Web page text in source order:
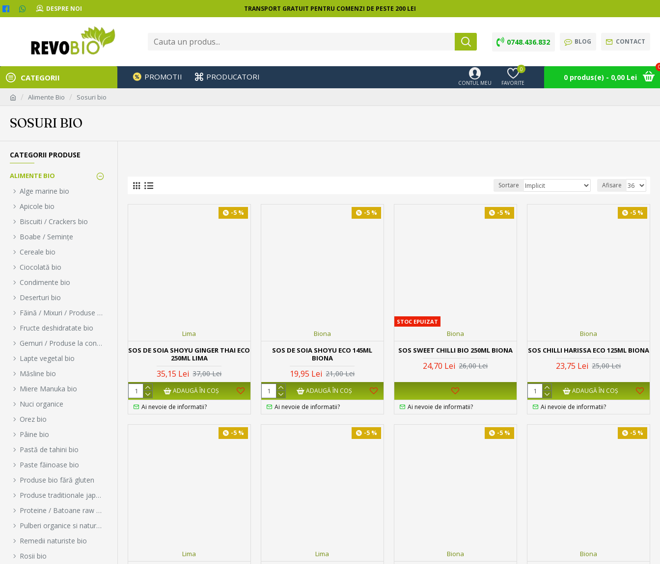
DESPRE NOI TRANSPORT GRATUIT PENTRU COMENZI DE PESTE 200 LEI
0748.436.832 BLOG CONTACT
CATEGORII PROMOTII PRODUCATORI
CONTUL MEU FAVORITE
0
0 produs(e) - 0,00 Lei
Alimente Bio Sosuri bio
SOSURI BIO
CATEGORII PRODUSE
ALIMENTE BIO
Alge marine bio
Apicole bio
Biscuiti / Crackers bio
Boabe / Semințe
Cereale bio
Ciocolată bio
Condimente bio
Deserturi bio
Făină / Mixuri / Produse pentru copt
Fructe deshidratate bio
Gemuri / Produse la conservă / Borcan
Lapte vegetal bio
Măsline bio
Miere Manuka bio
Nuci organice
Orez bio
Pâine bio
Pastă de tahini bio
Paste făinoase bio
Produse bio fără gluten
Produse traditionale japoneze
Proteine / Batoane raw bio
Pulberi organice si naturale
Remedii naturiste bio
Rosii bio
Sortare Afisare
-5 %
Lima
SOS DE SOIA SHOYU GINGER THAI ECO
250ML LIMA
35,15 Lei 37,00 Lei
ADAUGĂ ÎN COŞ
Ai nevoie de informatii?
-5 %
Biona
SOS DE SOIA SHOYU ECO 145ML
BIONA
19,95 Lei 21,00 Lei
ADAUGĂ ÎN COŞ
Ai nevoie de informatii?
-5 %
STOC EPUIZAT
Biona
SOS SWEET CHILLI BIO 250ML BIONA
24,70 Lei 26,00 Lei
Ai nevoie de informatii?
-5 %
Biona
SOS CHILLI HARISSA ECO 125ML BIONA
23,75 Lei 25,00 Lei
ADAUGĂ ÎN COŞ
Ai nevoie de informatii?
-5 %
Lima
-5 %
Lima
-5 %
Biona
-5 %
Biona